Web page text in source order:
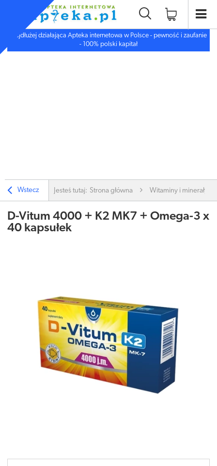
Najdłużej działająca Apteka internetowa w Polsce - pewność i zaufanie
- 100% polski kapitał
Wstecz Jesteś tutaj: Strona główna Witaminy i minerały
D-Vitum 4000 + K2 MK7 + Omega-3 x
40 kapsułek